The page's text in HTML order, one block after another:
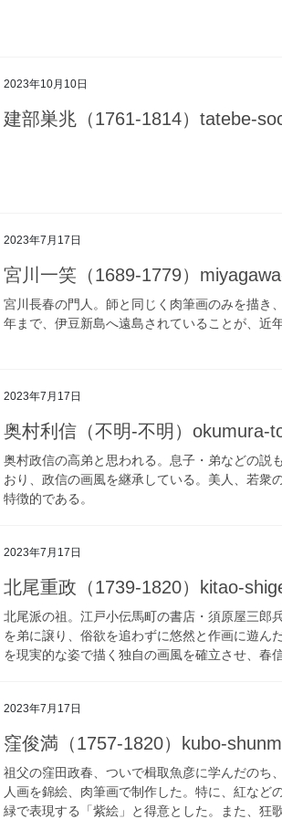
2023年10月10日
建部巣兆（1761-1814）tatebe-
2023年7月17日
宮川一笑（1689-1779）
宮川長春の門人。師と同じく肉筆画のみを描き
年まで、伊豆新島へ遠島されていることが、近
2023年7月17日
奥村利信（不明-不明）okumura-
奥村政信の高弟と思われる。息子・弟などの説
おり、政信の画風を継承している。美人、若衆
特徴的である。
2023年7月17日
北尾重政（1739-1820）kitao-
北尾派の祖。江戸小伝馬町の書店・須原屋三郎
を弟に譲り、俗欲を追わずに悠然と作画に遊ん
を現実的な姿で描く独自の画風を確立させ、春
2023年7月17日
窪俊満（1757-1820）kubo-
祖父の窪田政春、ついで楫取魚彦に学んだのち
人画を錦絵、肉筆画で制作した。特に、紅など
緑で表現する「紫絵」と得意とした。また、狂